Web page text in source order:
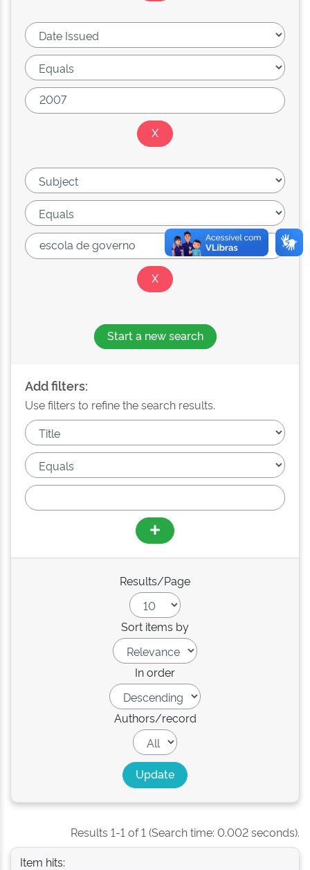
Start a new search
Add filters:
Use filters to refine the search results.
Results/Page
Sort items by
In order
Authors/record
Results 1-1 of 1 (Search time: 0.002 seconds).
Item hits: